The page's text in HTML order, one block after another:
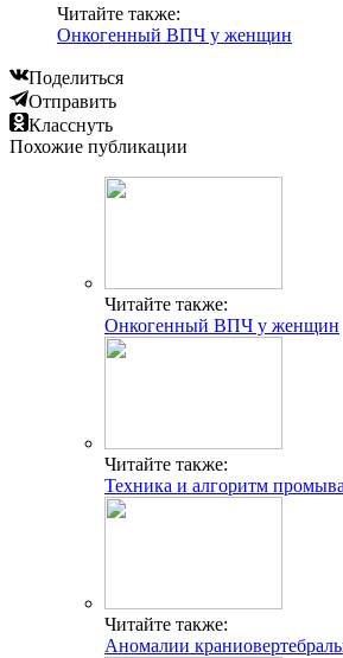
Читайте также:
Онкогенный ВПЧ у женщин
Поделиться
Отправить
Класснуть
Похожие публикации
Читайте также:
Онкогенный ВПЧ у женщин
Читайте также:
Техника и алгоритм
Читайте также:
Аномалии